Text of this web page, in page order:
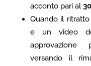
acconto pari al
Quando il
e un video
approvazione
versando il